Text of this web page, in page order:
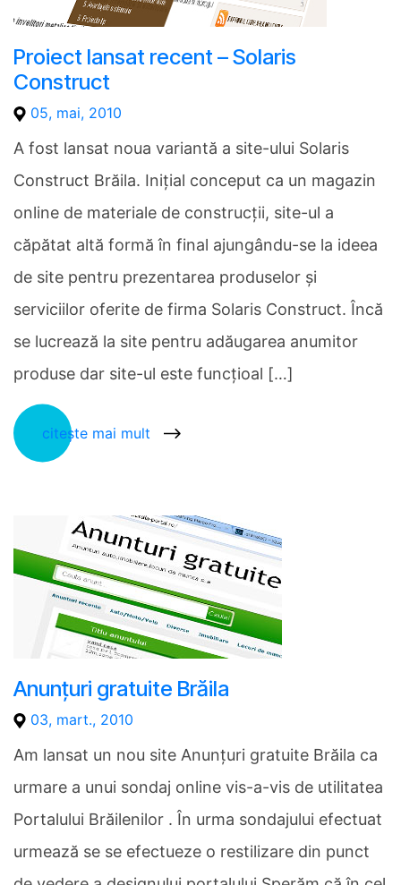
Proiect lansat recent – Solaris
Construct
05, mai, 2010
A fost lansat noua variantă a site-ului Solaris
Construct Brăila. Iniţial conceput ca un magazin
online de materiale de construcţii, site-ul a
căpătat altă formă în final ajungându-se la ideea
de site pentru prezentarea produselor şi
serviciilor oferite de firma Solaris Construct. Încă
se lucrează la site pentru adăugarea anumitor
produse dar site-ul este funcţioal […]
citește mai mult
Anunțuri gratuite Brăila
03, mart., 2010
Am lansat un nou site Anunţuri gratuite Brăila ca
urmare a unui sondaj online vis-a-vis de utilitatea
Portalului Brăilenilor . În urma sondajului efectuat
urmează se se efectueze o restilizare din punct